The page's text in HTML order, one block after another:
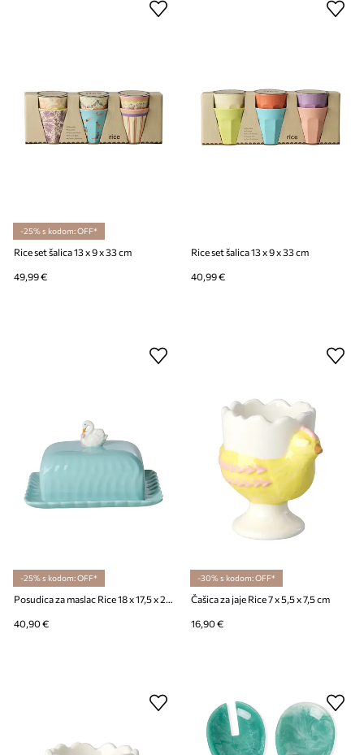
-25% s kodom: OFF*
Rice set šalica 13 x 9 x 33 cm
49,99 €
Rice set šalica 13 x 9 x 33 cm
40,99 €
-25% s kodom: OFF*
Posudica za maslac Rice 18 x 17,5 x 21 cm
40,90 €
-30% s kodom: OFF*
Čašica za jaje Rice 7 x 5,5 x 7,5 cm
16,90 €